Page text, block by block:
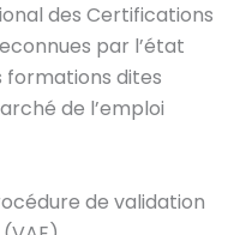
des Certifications
par l’état
formations dites
de l’emploi
de validation